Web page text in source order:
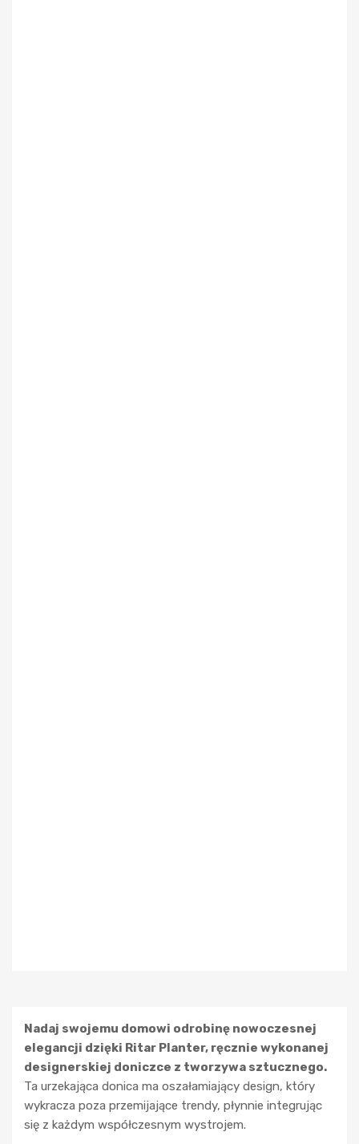
Nadaj swojemu domowi odrobinę nowoczesnej
elegancji dzięki Ritar Planter, ręcznie wykonanej
designerskiej doniczce z tworzywa sztucznego.
Ta urzekająca donica ma oszałamiający design, który
wykracza poza przemijające trendy, płynnie integrując
się z każdym współczesnym wystrojem.